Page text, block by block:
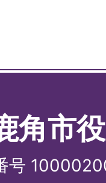
角市
号